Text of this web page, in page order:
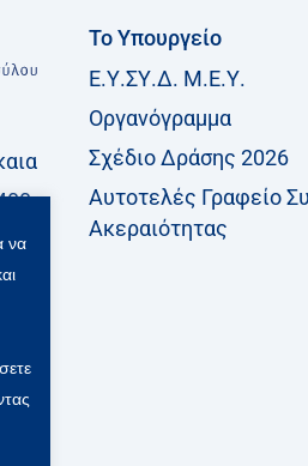
Το Υπουργείο
Ε.Υ.ΣΥ.Δ. Μ.Ε.Υ.
Οργανόγραμμα
Σχέδιο Δράσης 2026
Αυτοτελές Γραφείο
Ακεραιότητας
να